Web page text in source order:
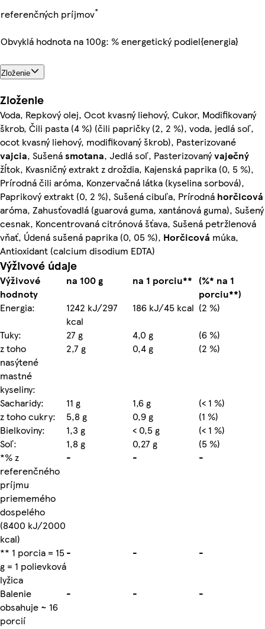
referenčných príjmov*
Obvyklá hodnota na 100g: % energetický podiel{energia}
Zloženie
Zloženie
Voda, Repkový olej, Ocot kvasný liehový, Cukor, Modifikovaný
škrob, Čili pasta (4 %) (čili papričky (2, 2 %), voda, jedlá soľ,
ocot kvasný liehový, modifikovaný škrob), Pasterizované
vajcia, Sušenásmotana, Jedlá soľ, Pasterizovanývaječný
žĺtok, Kvasničný extrakt z droždia, Kajenská paprika (0, 5 %),
Prírodná čili aróma, Konzervačná látka (kyselina sorbová),
Paprikový extrakt (0, 2 %), Sušená cibuľa, Prírodná horčicová
aróma, Zahusťovadlá (guarová guma, xantánová guma), Sušený
cesnak, Koncentrovaná citrónová šťava, Sušená petržlenová
vňať, Údená sušená paprika (0, 05 %), Horčicová múka,
Antioxidant (calcium disodium EDTA)
Výživové údaje
Výživové
hodnoty
na 100 g na 1 porciu** (%* na 1
porciu**)
Energia:
1242 kJ/297
kcal
186 kJ/45 kcal (2 %)
Tuky:
27 g 4,0 g
(6 %)
z toho
nasýtené
mastné
kyseliny:
2,7 g 0,4 g (2 %)
Sacharidy: 11 g 1,6 g
(< 1 %)
z toho cukry:
5,8 g 0,9 g
(1 %)
Bielkoviny:
1,3 g < 0,5 g
(< 1 %)
Soľ:
1,8 g 0,27 g
(5 %)
*% z
referenčného
príjmu
priememého
dospelého
(8400 kJ/2000
kcal)
- - -
** 1 porcia = 15
g = 1 polievková
lyžica
- - -
Balenie
obsahuje ~ 16
porcií
- - -